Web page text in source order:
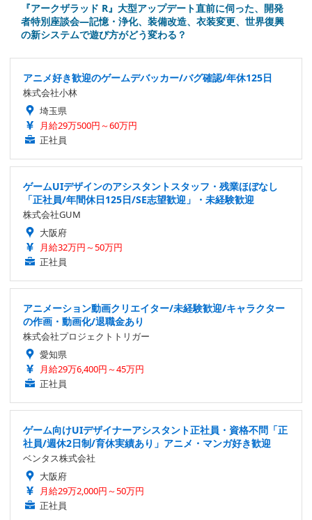
『アークザラッド R』大型アップデート直前に伺った、開発
者特別座談会―記憶・浄化、装備改造、衣装変更、世界復興
の新システムで遊び方がどう変わる？
アニメ好き歓迎のゲームデバッカー/バグ確認/年休125日
株式会社小林
埼玉県
月給29万500円～60万円
正社員
ゲームUIデザインのアシスタントスタッフ・残業ほぼなし
「正社員/年間休日125日/SE志望歓迎」・未経験歓迎
株式会社GUM
大阪府
月給32万円～50万円
正社員
アニメーション動画クリエイター/未経験歓迎/キャラクター
の作画・動画化/退職金あり
株式会社プロジェクトトリガー
愛知県
月給29万6,400円～45万円
正社員
ゲーム向けUIデザイナーアシスタント正社員・資格不問「正
社員/週休2日制/育休実績あり」アニメ・マンガ好き歓迎
ベンタス株式会社
大阪府
月給29万2,000円～50万円
正社員